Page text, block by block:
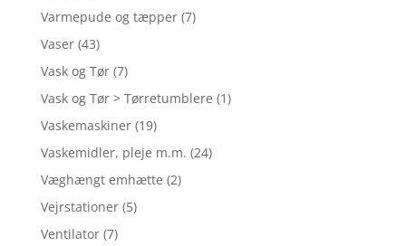
Varmepude og tæpper (7)
Vaser (43)
Vask og Tør (7)
Vask og Tør > Tørretumblere (1)
Vaskemaskiner (19)
Vaskemidler, pleje m.m. (24)
Væghængt emhætte (2)
Vejrstationer (5)
Ventilator (7)